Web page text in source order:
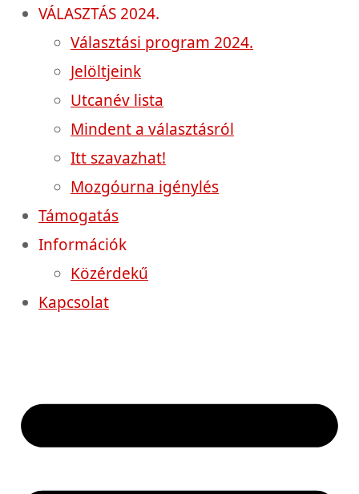
VÁLASZTÁS 2024.
Választási program 2024.
Jelöltjeink
Utcanév lista
Mindent a választásról
Itt szavazhat!
Mozgóurna igénylés
Támogatás
Információk
Közérdekű
Kapcsolat